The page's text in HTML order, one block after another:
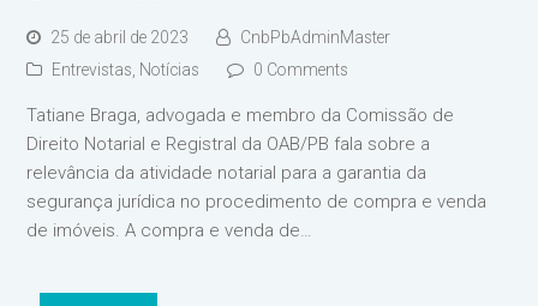
25 de abril de 2023
CnbPbAdminMaster
Entrevistas Notícias 0 Comments
Tatiane Braga, advogada e membro da Comissão de
Direito Notarial e Registral da OAB/PB fala sobre a
relevância da atividade notarial para a garantia da
segurança jurídica no procedimento de compra e venda
de imóveis. A compra e venda de…